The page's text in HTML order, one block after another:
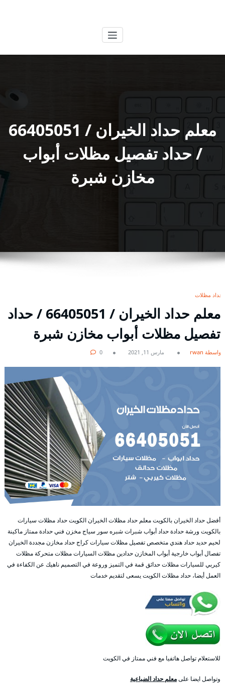
معلم حداد الخيران / 66405051
/ حداد تفصيل مظلات أبواب
مخازن شبرة
حداد مظلات
معلم حداد الخيران / 66405051 / حداد
تفصيل مظلات أبواب مخازن شبرة
بواسطة rwan مارس 11, 2021 0
أفضل حداد الخيران بالكويت معلم حداد مظلات الخيران الكويت حداد مظلات سيارات
بالكويت ورشة حدادة حداد أبواب شبرات شبره سور سياج مخزن فني حدادة ممتاز ماكينة
لحيم حديد حداد هندي متخصص تفصيل مظلات سيارات كراج حداد مخازن مجددة الخيران
تفصال أبواب خارجية أبواب المخازن حدادين مظلات السيارات مظلات متحركة مظلات
كيربي للسيارات مظلات حدائق قمة في التميز وروعة في التصميم ناهيك عن الكفاءة في
العمل أيضا، حداد مظلات الكويت يسعى لتقديم خدمات
للاستعلام تواصل هاتفيا مع فني ممتاز في الكويت
وتواصل ايضا علىمعلم حداد الضباعية